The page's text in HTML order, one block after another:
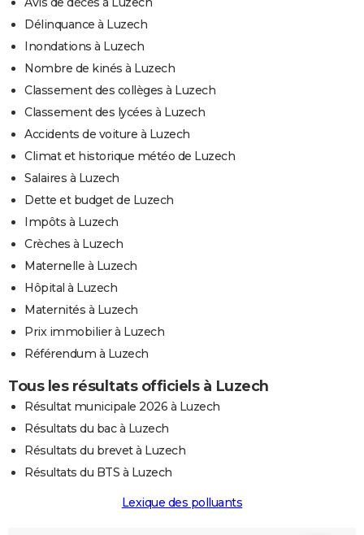
Délinquance à Luzech
Inondations à Luzech
Nombre de kinés à Luzech
Classement des collèges à Luzech
Classement des lycées à Luzech
Accidents de voiture à Luzech
Climat et historique météo de Luzech
Salaires à Luzech
Dette et budget de Luzech
Impôts à Luzech
Crèches à Luzech
Maternelle à Luzech
Hôpital à Luzech
Maternités à Luzech
Prix immobilier à Luzech
Référendum à Luzech
Tous les résultats officiels à Luzech
Résultat municipale 2026 à Luzech
Résultats du bac à Luzech
Résultats du brevet à Luzech
Résultats du BTS à Luzech
Lexique des polluants